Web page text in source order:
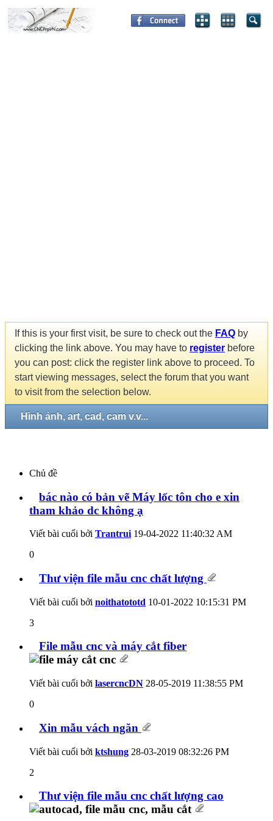
If this is your first visit, be sure to check out the FAQ by
clicking the link above. You may have to register before
you can post: click the register link above to proceed. To
start viewing messages, select the forum that you want
to visit from the selection below.
Hình ảnh, art, cad, cam v.v...
Chủ đề
bác nào có bản vẽ Máy lốc tôn cho e xin
tham khảo dc không ạ
Viết bài cuối bởi Trantrui 19-04-2022 11:40:32 AM
0
Thư viện file mẫu cnc chất lượng
Viết bài cuối bởi noithatototd 10-01-2022 10:15:31 PM
3
File mẫu cnc và máy cắt fiber
Viết bài cuối bởi lasercncDN 28-05-2019 11:38:55 PM
0
Xin mẫu vách ngăn
Viết bài cuối bởi ktshung 28-03-2019 08:32:26 PM
2
Thư viện file mẫu cnc chất lượng cao